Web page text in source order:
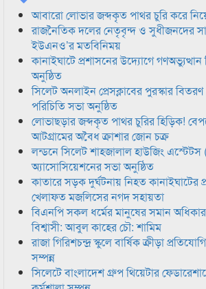
আবারো লোভার জব্দকৃত পাথর চুরি করে
রাজনৈতিক দলের নেতৃবৃন্দ ও সুধীজনদের
ইউএনও’র মতবিনিময়
কানাইঘাটে প্রশাসনের উদ্যোগে
অনুষ্ঠিত
সিলেট অনলাইন প্রেসক্লাবের পুরস্কার
পরিচিতি সভা অনুষ্ঠিত
লোভাছড়ার জব্দকৃত পাথর চুরির হিড়িক!
আটগ্রামের অবৈধ ক্রাশার জোন চক্র
লন্ডনে সিলেট শাহজালাল হাউজিং এস্টেটস
অ্যাসোসিয়েশনের সভা অনুষ্ঠিত
কাতারে সড়ক দুর্ঘটনায় নিহত কানাইঘাটের
খেলাফত মজলিসের নগদ সহায়তা
বিএনপি সকল ধর্মের মানুষের সমান
বিশ্বাসী: আবুল কাহের চৌ: শামিম
রাজা গিরিশচন্দ্র স্কুলে বার্ষিক ক্রীড়া
সম্পন্ন
সিলেটে বাংলাদেশ গ্রুপ থিয়েটার